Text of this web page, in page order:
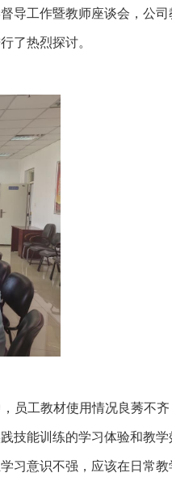
导工作暨教师座谈会，公
了热烈探讨。
员工教材使用情况良莠不
技能训练的学习体验和教
习意识不强，应该在日常